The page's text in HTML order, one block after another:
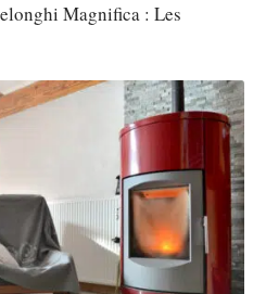
Magnifica : Les